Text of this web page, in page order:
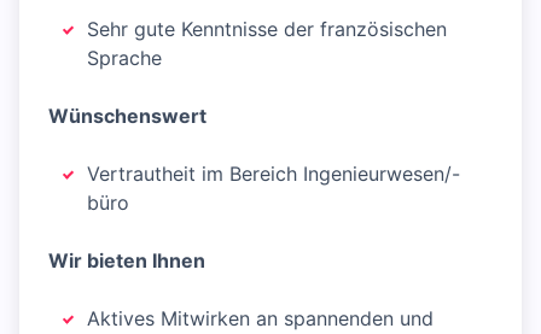
Sehr gute Kenntnisse der französischen
Sprache
Wünschenswert
Vertrautheit im Bereich Ingenieurwesen/-
büro
Wir bieten Ihnen
Aktives Mitwirken an spannenden und